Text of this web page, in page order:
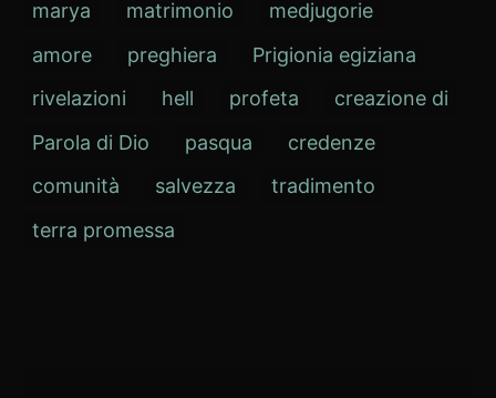
marya
matrimonio
medjugorie
amore
preghiera
Prigionia egiziana
rivelazioni
hell profeta
creazione di
Parola di Dio
pasqua
credenze
comunità
salvezza
tradimento
terra promessa